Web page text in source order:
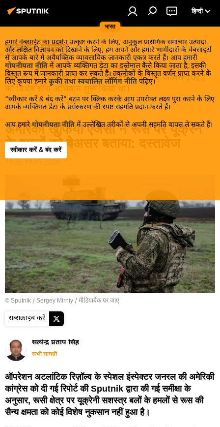
भारत
हिन्दी
हमारे वेबसाईट का प्रदर्शन उत्कृष्ट करने के लिए, अनुकूल प्रासंगिक समाचार उत्पादों
और लक्षित विज्ञापन को दिखाने के लिए, हम अपने और हमारे भागीदारों के वेबसाइटों
से आपके बारे में अवैयक्तिक व्यावसायिक जानकारी एकत्र करते हैं। आप हमारी
गोपनीयता नीति में आपके व्यक्तिगत डेटा का इस्तेमाल कैसे किया जाता है, इसकी
विस्तृत रूप में जानकारी प्राप्त कर सकते हैं। तकनीकों के विस्तृत वर्णन प्राप्त करने के
लिए कृपया हमारे कूकी तथा स्वचालित लॉगिंग नीति पढ़िए।
“स्वीकार करें & बंद करें” बटन पर क्लिक करके आप उपरोक्त लक्ष्य पुरा करने के लिए
आपके व्यक्तिगत डेटा के प्रसंस्करण की स्पष्ट सहमति प्रदान करते हैं।
आप हमारे गोपनीयता नीति में उल्लेखित तरीकों से अपनी सहमति वापस ले सकते हैं।
स्वीकार करें & बंद करें
यूक्रेन संकट
मास्को ने डोनबास के लोगों को, खास तौर पर रूसी बोलनेवाली
आबादी को, कीव के नित्य हमलों से बचाने के लिए फरवरी 2022
को विशेष सैन्य अभियान शुरू किया था।
अमेरिकी खुफिया एजेंसी ने रूस पर यूक्रेन
के हमलों को बेअसर बताया: दस्तावेज
© Sputnik / Sergey Mirniy /मीडियाबैंक पर जाएं
सब्सक्राइब करें
सत्येन्द्र प्रताप सिंह
सभी सामग्री
ऑपरेशन अटलांटिक रिज़ॉल्व के स्पेशल इंस्पेक्टर जनरल की अमेरिकी
कांग्रेस को दी गई रिपोर्ट की Sputnik द्वारा की गई समीक्षा के
अनुसार, रूसी क्षेत्र पर यूक्रेनी सशस्त्र बलों के हमलों से रूस की
सैन्य क्षमता को कोई विशेष नुकसान नहीं हुआ है।